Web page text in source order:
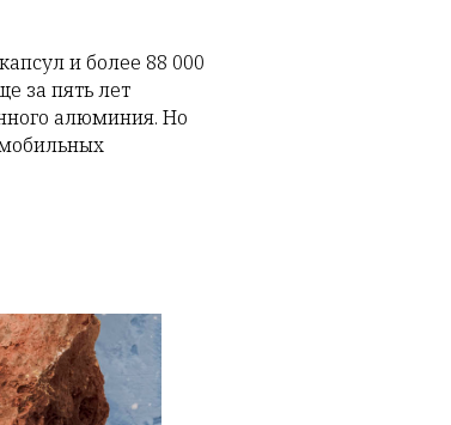
и более 88 000
за пять лет
алюминия. Но